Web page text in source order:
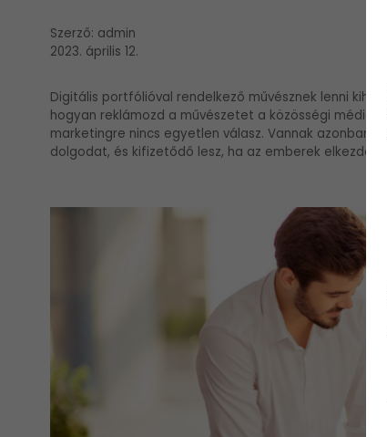
Szerző: admin
2023. április 12.
Digitális portfólióval rendelkező művésznek lenni
hogyan reklámozd a művészetet a közösségi
marketingre nincs egyetlen válasz. Vannak azonban
dolgodat, és kifizetődő lesz, ha az emberek